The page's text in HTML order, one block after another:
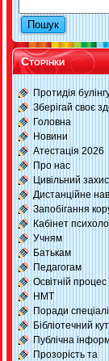
Сторінки
Протидія
Зберігай своє
Головна
Новини
Атестація 2026
Про нас
Цивільний
Дистанційне
Запобігання
Кабінет
Учням
Батькам
Педагогам
Освітній процес
НМТ
Поради
Бібліотечний
Публічна
Прозорість та